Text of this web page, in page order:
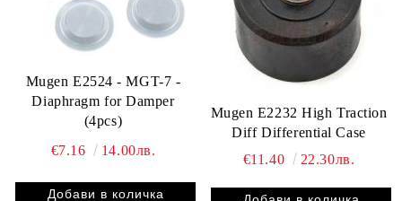
Mugen E2524 - MGT-7 -
Diaphragm for Damper
(4pcs)
€7.16
14.00лв.
Mugen E2232 High Traction
Diff Differential Case
€11.40
22.30лв.